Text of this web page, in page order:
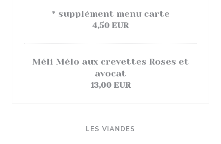
* supplément menu carte
4,50 EUR
Méli Mélo aux crevettes Roses et
avocat
13,00 EUR
LES VIANDES